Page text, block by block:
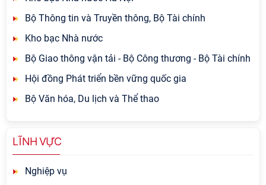
Bộ Thông tin và Truyền thông, Bộ Tài chính
Kho bạc Nhà nước
Bộ Giao thông vận tải - Bộ Công thương - Bộ Tài chính
Hội đồng Phát triển bền vững quốc gia
Bộ Văn hóa, Du lịch và Thể thao
LĨNH VỰC
Nghiệp vụ